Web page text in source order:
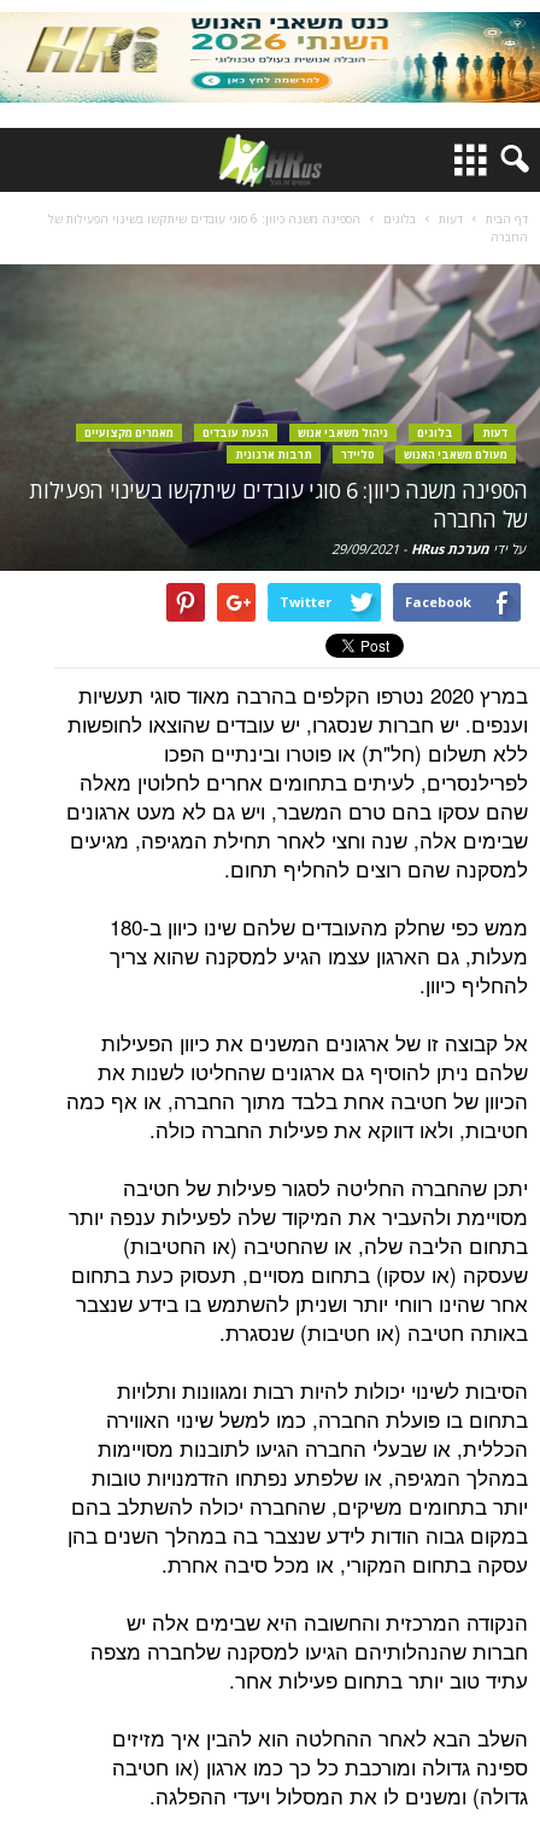
דף הבית דעות בלוגים
הספינה משנה כיוון: 6 סוגי עובדים שיתקשו בשינוי הפעילות של
החברה
דעות בלוגים ניהול משאבי אנוש הנעת עובדים
מאמרים מקצועיים
מעולם משאבי האנוש
סליידר תרבות ארגונית
הספינה משנה כיוון: 6 סוגי עובדים שיתקשו בשינוי הפעילות
של החברה
על ידי מערכת HRus -
29/09/2021
Facebook
Twitter
במרץ 2020 נטרפו הקלפים בהרבה מאוד סוגי תעשיות
וענפים. יש חברות שנסגרו, יש עובדים שהוצאו לחופשות
ללא תשלום (חל"ת) או פוטרו ובינתיים הפכו
לפרילנסרים, לעיתים בתחומים אחרים לחלוטין מאלה
שהם עסקו בהם טרם המשבר, ויש גם לא מעט ארגונים
שבימים אלה, שנה וחצי לאחר תחילת המגיפה, מגיעים
למסקנה שהם רוצים להחליף תחום.
ממש כפי שחלק מהעובדים שלהם שינו כיוון ב-180
מעלות, גם הארגון עצמו הגיע למסקנה שהוא צריך
להחליף כיוון.
אל קבוצה זו של ארגונים המשנים את כיוון הפעילות
שלהם ניתן להוסיף גם ארגונים שהחליטו לשנות את
הכיוון של חטיבה אחת בלבד מתוך החברה, או אף כמה
חטיבות, ולאו דווקא את פעילות החברה כולה.
יתכן שהחברה החליטה לסגור פעילות של חטיבה
מסויימת ולהעביר את המיקוד שלה לפעילות ענפה יותר
בתחום הליבה שלה, או שהחטיבה (או החטיבות)
שעסקה (או עסקו) בתחום מסויים, תעסוק כעת בתחום
אחר שהינו רווחי יותר ושניתן להשתמש בו בידע שנצבר
באותה חטיבה (או חטיבות) שנסגרת.
הסיבות לשינוי יכולות להיות רבות ומגוונות ותלויות
בתחום בו פועלת החברה, כמו למשל שינוי האווירה
הכללית, או שבעלי החברה הגיעו לתובנות מסויימות
במהלך המגיפה, או שלפתע נפתחו הזדמנויות טובות
יותר בתחומים משיקים, שהחברה יכולה להשתלב בהם
במקום גבוה הודות לידע שנצבר בה במהלך השנים בהן
עסקה בתחום המקורי, או מכל סיבה אחרת.
הנקודה המרכזית והחשובה היא שבימים אלה יש
חברות שהנהלותיהם הגיעו למסקנה שלחברה מצפה
עתיד טוב יותר בתחום פעילות אחר.
השלב הבא לאחר ההחלטה הוא להבין איך מזיזים
ספינה גדולה ומורכבת כל כך כמו ארגון (או חטיבה
גדולה) ומשנים לו את המסלול ויעדי ההפלגה.